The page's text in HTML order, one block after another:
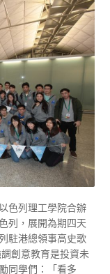
色列理工學院合辦
列，展開為期四天
駐港總領事高史歌
創意教育是投資未
同學們：「看多